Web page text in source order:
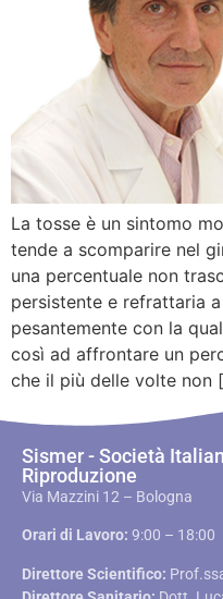
La tosse è un sintomo
tende a scomparire nel
una percentuale non
persistente e refrattaria
pesantemente con la
così ad affrontare un
che il più delle volte non
Sismer - Società
Riproduzione
Via Mazzini 12 – Bologna
Orari di Lavoro: 9:00 – 18:00
Direttore Scientifico: